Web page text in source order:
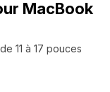
MacBook
11 à 17 pouces